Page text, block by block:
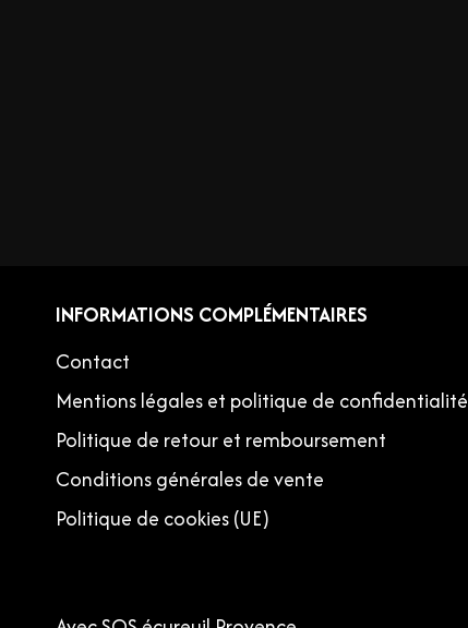
INFORMATIONS COMPLÉMENTAIRES
Contact
Mentions légales et politique de confidentialité
Politique de retour et remboursement
Conditions générales de vente
Politique de cookies (UE)